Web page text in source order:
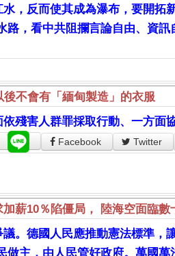
，反而使其成為瀑布，要開拓
路，看中共阻攔言論自由、資訊
不會有「緬甸製造」的衣服
殘害人群罪採取行動、一方面
Facebook Twitter
薪10％陷僵局， 陸海空面臨數
。德國人民應推動憲法標準，
做主，由人民管好政府。萬國萬